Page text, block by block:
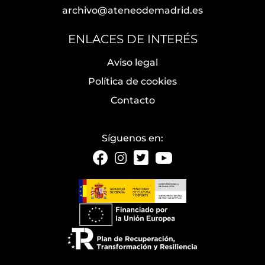
archivo@ateneodemadrid.es
ENLACES DE INTERÉS
Aviso legal
Política de cookies
Contacto
Síguenos en: